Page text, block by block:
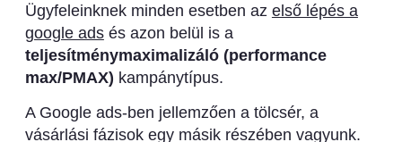
Ügyfeleinknek minden esetben az első lépés a
google adsés azon belül is a
teljesítménymaximalizáló (performance
max/PMAX) kampánytípus.
A Google ads-ben jellemzően a tölcsér, a
vásárlási fázisok egy másik részében vagyunk.